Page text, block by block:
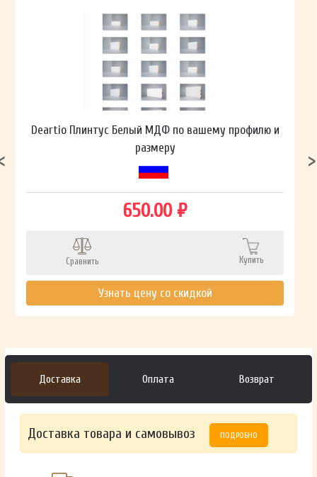
Deartio Плинтус Белый МДФ по вашему профилю и
размеру
650.00 ₽
Сравнить Купить
Узнать цену со скидкой
Доставка Оплата Возврат
Доставка товара и самовывоз ПОДРОБНО